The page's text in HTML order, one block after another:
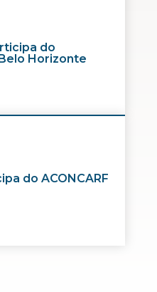
do
Horizonte
do ACONCARF